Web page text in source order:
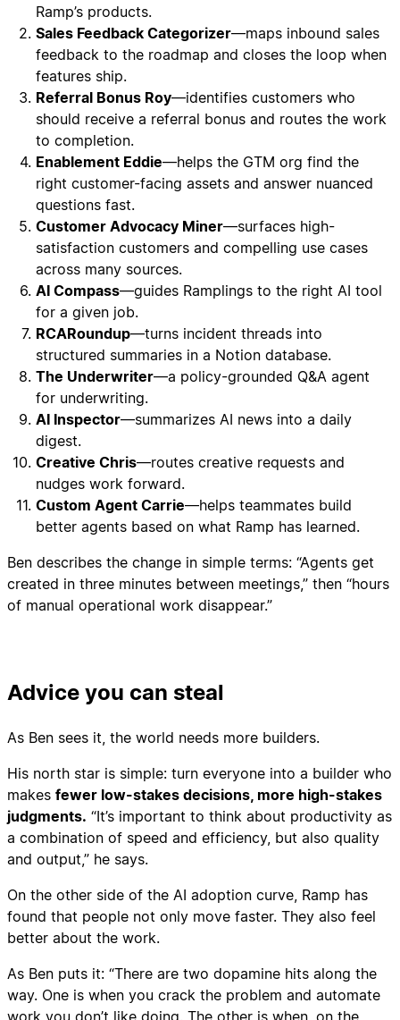
Ramp’s products.
Sales Feedback Categorizer—maps inbound sales
feedback to the roadmap and closes the loop when
features ship.
Referral Bonus Roy—identifies customers who
should receive a referral bonus and routes the work
to completion.
Enablement Eddie—helps the GTM org find the
right customer-facing assets and answer nuanced
questions fast.
Customer Advocacy Miner—surfaces high-
satisfaction customers and compelling use cases
across many sources.
AI Compass—guides Ramplings to the right AI tool
for a given job.
RCARoundup—turns incident threads into
structured summaries in a Notion database.
The Underwriter—a policy-grounded Q&A agent
for underwriting.
AI Inspector—summarizes AI news into a daily
digest.
Creative Chris—routes creative requests and
nudges work forward.
Custom Agent Carrie—helps teammates build
better agents based on what Ramp has learned.
Ben describes the change in simple terms: “Agents get
created in three minutes between meetings,” then “hours
of manual operational work disappear.”
Advice you can steal
As Ben sees it, the world needs more builders.
His north star is simple: turn everyone into a builder who
makes fewer low-stakes decisions, more high-stakes
judgments. “It’s important to think about productivity as
a combination of speed and efficiency, but also quality
and output,” he says.
On the other side of the AI adoption curve, Ramp has
found that people not only move faster. They also feel
better about the work.
As Ben puts it: “There are two dopamine hits along the
way. One is when you crack the problem and automate
work you don’t like doing. The other is when, on the